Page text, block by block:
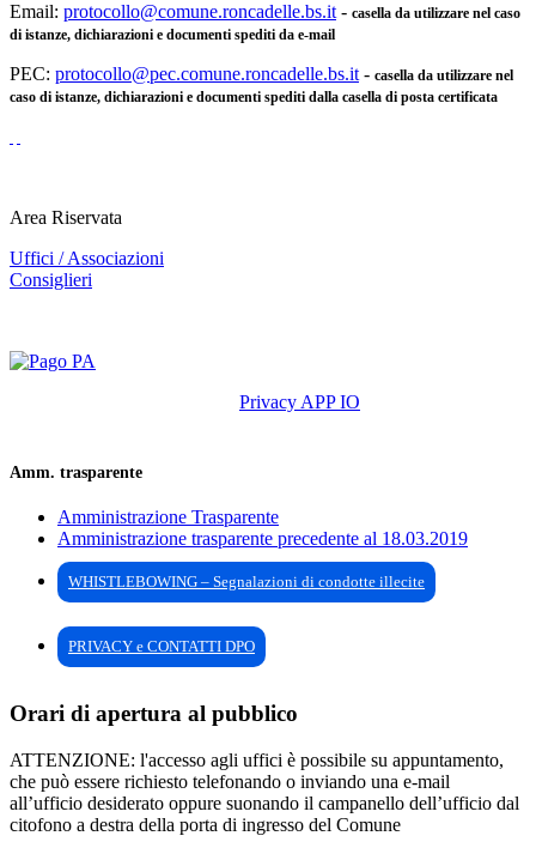
Email: protocollo@comune.roncadelle.bs.it - casella da utilizzare nel caso
di istanze, dichiarazioni e documenti spediti da e-mail
PEC: protocollo@pec.comune.roncadelle.bs.it - casella da utilizzare nel
caso di istanze, dichiarazioni e documenti spediti dalla casella di posta certificata
Area Riservata
Uffici / Associazioni
Consiglieri
Privacy APP IO
Amm. trasparente
Amministrazione Trasparente
Amministrazione trasparente precedente al 18.03.2019
WHISTLEBOWING – Segnalazioni di condotte illecite
PRIVACY e CONTATTI DPO
Orari di apertura al pubblico
ATTENZIONE: l'accesso agli uffici è possibile su appuntamento,
che può essere richiesto telefonando o inviando una e-mail
all’ufficio desiderato oppure suonando il campanello dell’ufficio dal
citofono a destra della porta di ingresso del Comune